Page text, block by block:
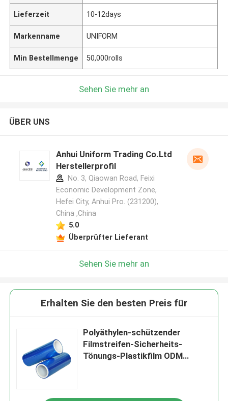
Lieferzeit 10-12days
Markenname UNIFORM
Min Bestellmenge 50,000rolls
Sehen Sie mehr an
ÜBER UNS
Anhui Uniform Trading Co.Ltd
Herstellerprofil
No. 3, Qiaowan Road, Feixi
Economic Development Zone,
Hefei City, Anhui Pro. (231200),
China ,China
5.0
Überprüfter Lieferant
Sehen Sie mehr an
Erhalten Sie den besten Preis für
Polyäthylen-schützender
Filmstreifen-Sicherheits-
Tönungs-Plastikfilm ODM